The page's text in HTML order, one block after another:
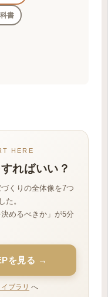
書
HERE
ればいい？
くりの全体像を7つ
た。
めるべきか」が5分
を見る →
ブラリ へ